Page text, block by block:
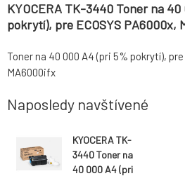
KYOCERA TK-3440 Toner na
pokrytí), pre ECOSYS PA6000x,
Toner na 40 000 A4 (pri 5% pokrytí), pre
MA6000ifx
Naposledy navštívené
KYOCERA TK-
3440 Toner na
40 000 A4 (pri